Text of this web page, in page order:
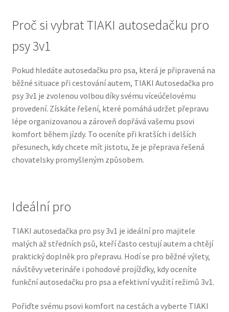
Oblečky pro psy
Pamlsky pro psy
Pelíšky pro psy
Ortopedické pelíšky
Přepravky pro psy
Purizon pro psy — Vysoký obsah masa, bez obilovin
Veterinární dieta pro psy
Vodítka a obojky
Wolf of Wilderness
Proč si vybrat TIAKI autosedačku pro
psy 3v1
Pokud hledáte autosedačku pro psa, která je připravená na
běžné situace při cestování autem, TIAKI Autosedačka pro
psy 3v1 je zvolenou volbou díky svému víceúčelovému
provedení. Získáte řešení, které pomáhá udržet přepravu
lépe organizovanou a zároveň dopřává vašemu psovi
komfort během jízdy. To oceníte při kratších i delších
přesunech, kdy chcete mít jistotu, že je přeprava řešená
chovatelsky promyšleným způsobem.
Ideální pro
TIAKI autosedačka pro psy 3v1 je ideální pro majitele
malých až středních psů, kteří často cestují autem a chtějí
praktický doplněk pro přepravu. Hodí se pro běžné výlety,
návštěvy veterináře i pohodové projížďky, kdy oceníte
funkční autosedačku pro psa a efektivní využití režimů 3v1.
Pořiďte svému psovi komfort na cestách a vyberte TIAKI